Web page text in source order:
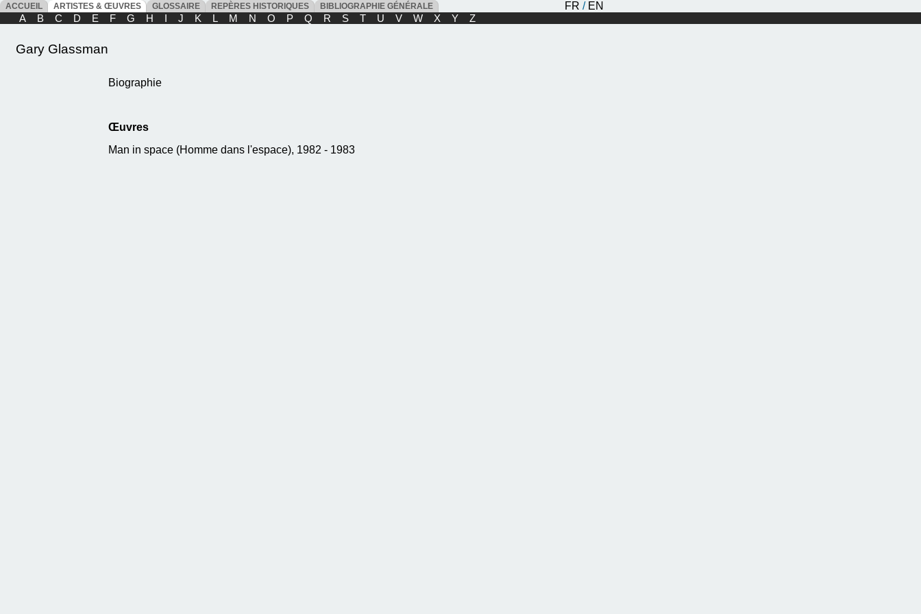
ACCUEIL ARTISTES & ŒUVRES GLOSSAIRE REPÈRES HISTORIQUES BIBLIOGRAPHIE GÉNÉRALE FR / EN
A
B C D E F G H I J K L M N O P Q R S T U V W X Y Z